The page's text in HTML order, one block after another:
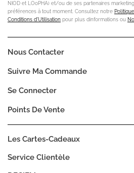
NIOD et LOoPHA) et/ou de ses partenaires
préférences à tout moment. Consultez notre
Conditions d'Utilisation pour plus dinformations ou
Service Clientèle
Les Cartes-Cadeaux
Nous Contacter
Suivre Ma Commande
Se Connecter
Points De Vente